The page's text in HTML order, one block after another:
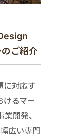
ご紹介
に対応す
けるマー
開発、
広い専門